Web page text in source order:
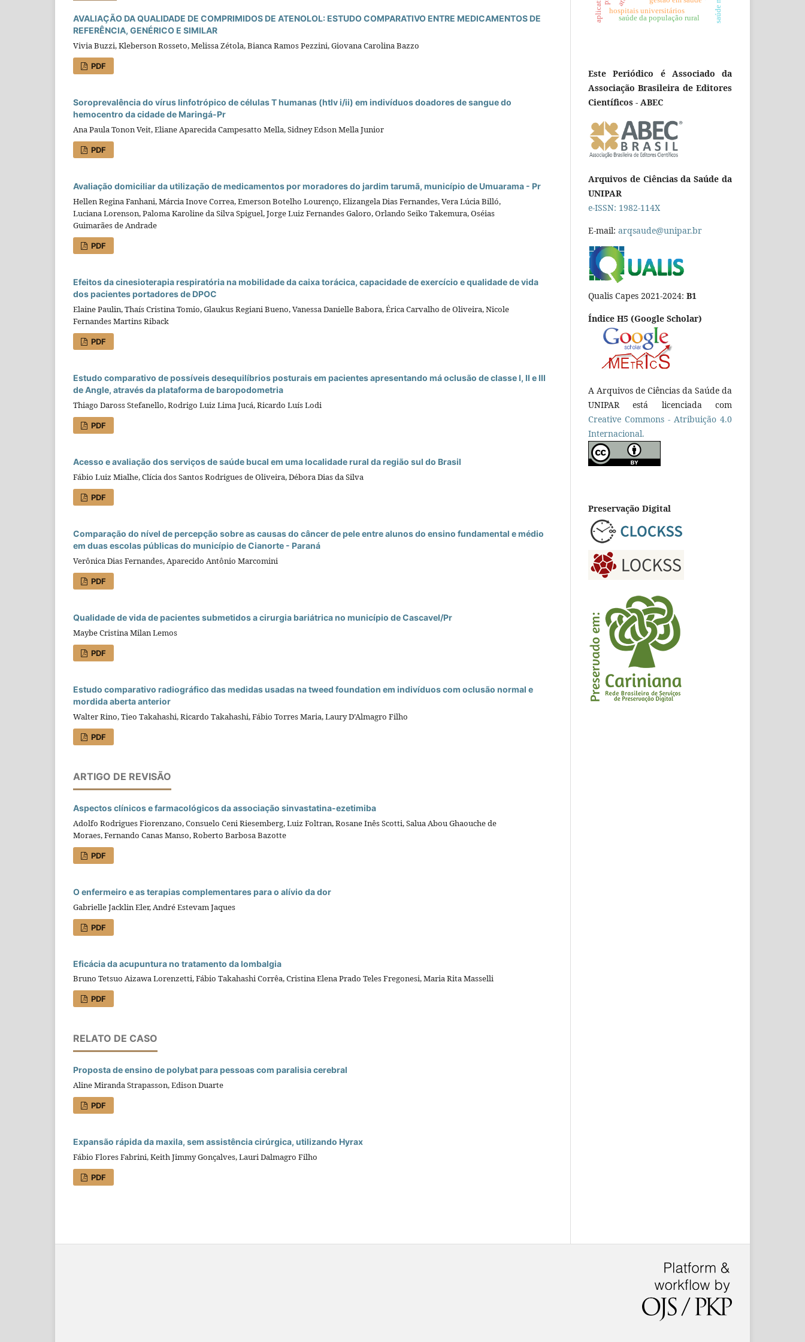
AVALIAÇÃO DA QUALIDADE DE COMPRIMIDOS DE ATENOLOL: ESTUDO COMPARATIVO ENTRE MEDICAMENTOS DE
REFERÊNCIA, GENÉRICO E SIMILAR
Vivia Buzzi, Kleberson Rosseto, Melissa Zétola, Bianca Ramos Pezzini, Giovana Carolina Bazzo
PDF
Soroprevalência do vírus linfotrópico de células T humanas (htlv i/ii) em indivíduos doadores de sangue do
hemocentro da cidade de Maringá-Pr
Ana Paula Tonon Veit, Eliane Aparecida Campesatto Mella, Sidney Edson Mella Junior
PDF
Avaliação domiciliar da utilização de medicamentos por moradores do jardim tarumã, município de Umuarama - Pr
Hellen Regina Fanhani, Márcia Inove Correa, Emerson Botelho Lourenço, Elizangela Dias Fernandes, Vera Lúcia Billó,
Luciana Lorenson, Paloma Karoline da Silva Spiguel, Jorge Luiz Fernandes Galoro, Orlando Seiko Takemura, Oséias
Guimarães de Andrade
PDF
Efeitos da cinesioterapia respiratória na mobilidade da caixa torácica, capacidade de exercício e qualidade de vida
dos pacientes portadores de DPOC
Elaine Paulin, Thaís Cristina Tomio, Glaukus Regiani Bueno, Vanessa Danielle Babora, Érica Carvalho de Oliveira, Nicole
Fernandes Martins Riback
PDF
Estudo comparativo de possíveis desequilíbrios posturais em pacientes apresentando má oclusão de classe I, II e III
de Angle, através da plataforma de baropodometria
Thiago Daross Stefanello, Rodrigo Luiz Lima Jucá, Ricardo Luís Lodi
PDF
Acesso e avaliação dos serviços de saúde bucal em uma localidade rural da região sul do Brasil
Fábio Luiz Mialhe, Clícia dos Santos Rodrigues de Oliveira, Débora Dias da Silva
PDF
Comparação do nível de percepção sobre as causas do câncer de pele entre alunos do ensino fundamental e médio
em duas escolas públicas do município de Cianorte - Paraná
Verônica Dias Fernandes, Aparecido Antônio Marcomini
PDF
Qualidade de vida de pacientes submetidos a cirurgia bariátrica no município de Cascavel/Pr
Maybe Cristina Milan Lemos
PDF
Estudo comparativo radiográfico das medidas usadas na tweed foundation em indivíduos com oclusão normal e
mordida aberta anterior
Walter Rino, Tieo Takahashi, Ricardo Takahashi, Fábio Torres Maria, Laury D’Almagro Filho
PDF
ARTIGO DE REVISÃO
Aspectos clínicos e farmacológicos da associação sinvastatina-ezetimiba
Adolfo Rodrigues Fiorenzano, Consuelo Ceni Riesemberg, Luiz Foltran, Rosane Inês Scotti, Salua Abou Ghaouche de
Moraes, Fernando Canas Manso, Roberto Barbosa Bazotte
PDF
O enfermeiro e as terapias complementares para o alívio da dor
Gabrielle Jacklin Eler, André Estevam Jaques
PDF
Eficácia da acupuntura no tratamento da lombalgia
Bruno Tetsuo Aizawa Lorenzetti, Fábio Takahashi Corrêa, Cristina Elena Prado Teles Fregonesi, Maria Rita Masselli
PDF
RELATO DE CASO
Proposta de ensino de polybat para pessoas com paralisia cerebral
Aline Miranda Strapasson, Edison Duarte
PDF
Expansão rápida da maxila, sem assistência cirúrgica, utilizando Hyrax
Fábio Flores Fabrini, Keith Jimmy Gonçalves, Lauri Dalmagro Filho
PDF
hospitais universitários
saúde da população rural
Este Periódico é Associado da
Associação Brasileira de Editores
Científicos - ABEC
Arquivos de Ciências da Saúde da
UNIPAR
e-ISSN: 1982-114X
E-mail: arqsaude@unipar.br
Qualis Capes 2021-2024: B1
Índice H5 (Google Scholar)
A Arquivos de Ciências da Saúde da
UNIPAR está licenciada com
Creative Commons - Atribuição 4.0
Internacional.
Preservação Digital